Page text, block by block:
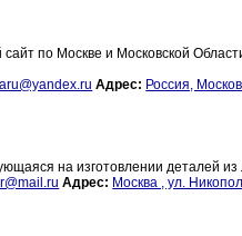
по Москве и Московской
Адрес: Россия,
на изготовлении деталей
Адрес: Москва , ул.